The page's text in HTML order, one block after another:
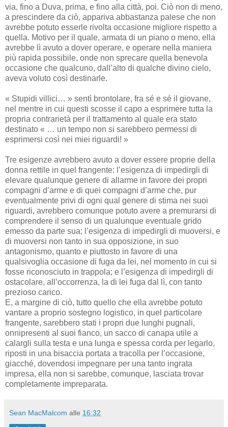
via, fino a Duva, prima, e fino alla città, poi. Ciò non di meno,
a prescindere da ciò, appariva abbastanza palese che non
avrebbe potuto esserle rivolta occasione migliore rispetto a
quella. Motivo per il quale, armata di un piano o meno, ella
avrebbe lì avuto a dover operare, e operare nella maniera
più rapida possibile, onde non sprecare quella benevola
occasione che qualcuno, dall’alto di qualche divino cielo,
aveva voluto così destinarle.
« Stupidi villici… » sentì brontolare, fra sé e sé il giovane,
nel mentre in cui questi scosse il capo a esprimere tutta la
propria contrarietà per il trattamento al quale era stato
destinato « … un tempo non si sarebbero permessi di
esprimersi così nei miei riguardi! »
Tre esigenze avrebbero avuto a dover essere proprie della
donna rettile in quel frangente: l’esigenza di impedirgli di
elevare qualunque genere di allarme in favore dei propri
compagni d’arme e di quei compagni d’arme che, pur
eventualmente privi di ogni qual genere di stima nei suoi
riguardi, avrebbero comunque potuto avere a premurarsi di
comprendere il senso di un qualunque eventuale grido
emesso da parte sua; l’esigenza di impedirgli di muoversi, e
di muoversi non tanto in sua opposizione, in suo
antagonismo, quanto e piuttosto in favore di una
qualsivoglia occasione di fuga da lei, nel momento in cui si
fosse riconosciuto in trappola; e l’esigenza di impedirgli di
ostacolare, all’occorrenza, la di lei fuga dal lì, con tanto
prezioso carico.
E, a margine di ciò, tutto quello che ella avrebbe potuto
vantare a proprio sostegno logistico, in quel particolare
frangente, sarebbero stati i propri due lunghi pugnali,
onnipresenti al suoi fianco, un sacco di canapa utile a
calargli sulla testa e una lunga e spessa corda per legarlo,
riposti in una bisaccia portata a tracolla per l’occasione,
giacché, dovendosi impegnare per una tanto ingrata
impresa, ella non si sarebbe, comunque, lasciata trovar
completamente impreparata.
Sean MacMalcom alle 16:32